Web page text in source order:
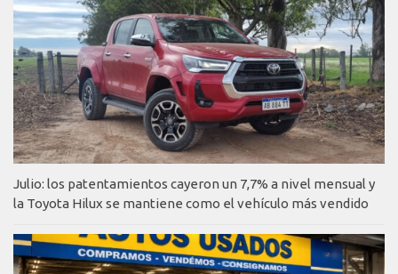
Julio: los patentamientos cayeron un 7,7% a nivel mensual y
la Toyota Hilux se mantiene como el vehículo más vendido